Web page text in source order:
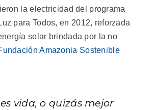
la electricidad del programa
para Todos, en 2012, reforzada
solar brindada por la no
Amazonia Sostenible
vida, o quizás mejor